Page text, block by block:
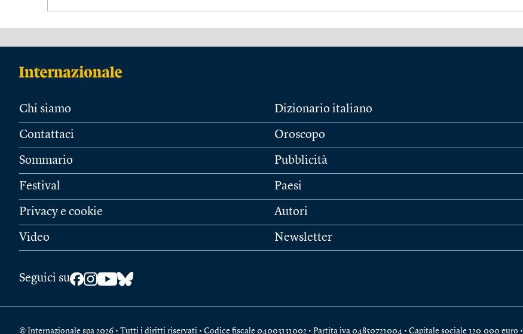
Chi siamo
Contattaci
Sommario
Festival
Privacy e cookie
Video
Dizionario italiano
Oroscopo
Pubblicità
Paesi
Autori
Newsletter
Seguici su
© Internazionale spa 2026 • Tutti i diritti riservati • Codice fiscale 04003131002 • Partita iva 04850721004 • Capitale sociale 120.000 euro •